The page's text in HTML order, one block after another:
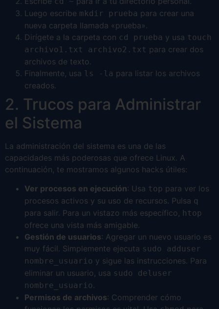
Luego escribe mkdir prueba para crear una
nueva carpeta llamada «prueba».
Dirígete a la carpeta con cd prueba y usa touch
archivo1.txt archivo2.txt para crear dos
archivos de texto.
Finalmente, usa ls -la para listar los archivos
creados.
2. Trucos para Administrar
el Sistema
La administración del sistema es una de las
capacidades más poderosas que ofrece Linux. A
continuación, te mostramos algunos hacks útiles:
Ver procesos en ejecución: Usa top para ver los
procesos activos y su uso de recursos. Pulsa q
para salir. Para un vistazo más específico, htop
ofrece una vista más amigable.
Gestión de usuarios: Agregar un nuevo usuario es
muy fácil. Simplemente ejecuta sudo adduser
nombre_usuario y sigue las instrucciones. Para
eliminar un usuario, usa sudo deluser
nombre_usuario .
Permisos de archivos: Comprender cómo